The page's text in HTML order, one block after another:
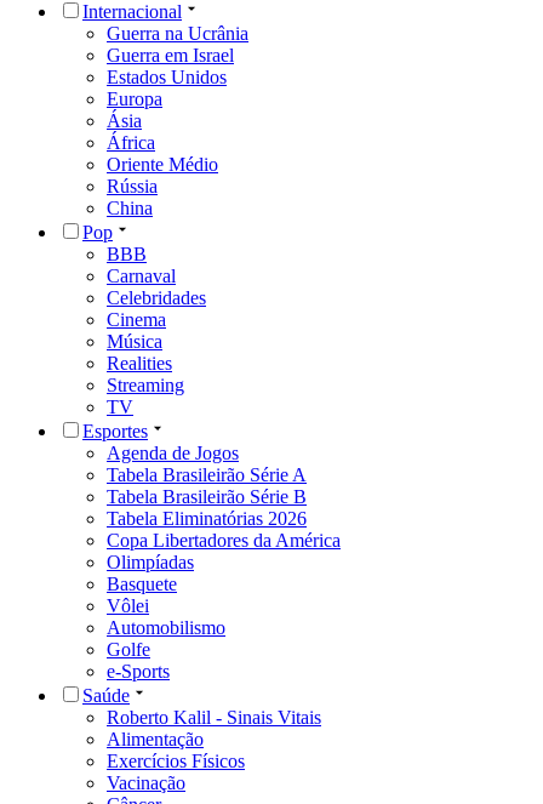
Internacional
Guerra na Ucrânia
Guerra em Israel
Estados Unidos
Europa
Ásia
África
Oriente Médio
Rússia
China
Pop
BBB
Carnaval
Celebridades
Cinema
Música
Realities
Streaming
TV
Esportes
Agenda de Jogos
Tabela Brasileirão Série A
Tabela Brasileirão Série B
Tabela Eliminatórias 2026
Copa Libertadores da América
Olimpíadas
Basquete
Vôlei
Automobilismo
Golfe
e-Sports
Saúde
Roberto Kalil - Sinais Vitais
Alimentação
Exercícios Físicos
Vacinação